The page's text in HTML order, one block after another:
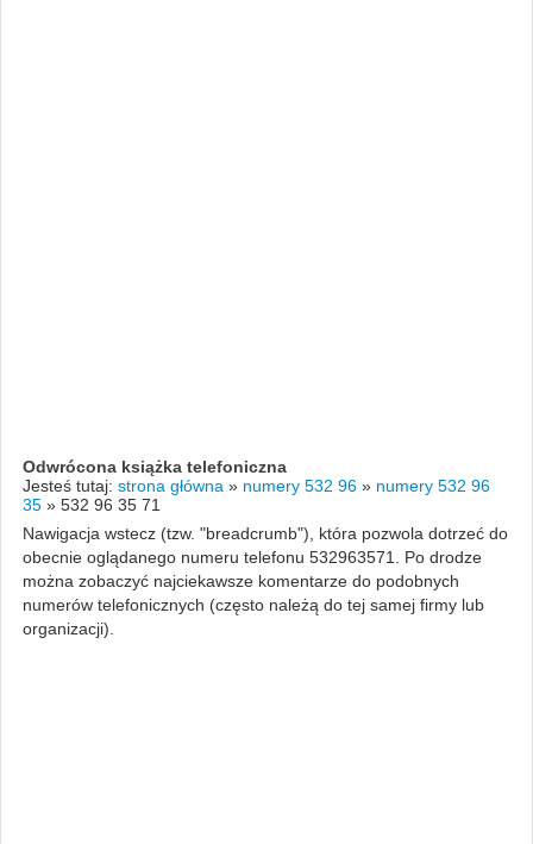
Odwrócona książka telefoniczna
Jesteś tutaj: strona główna » numery 532 96 » numery 532 96
35 » 532 96 35 71
Nawigacja wstecz (tzw. "breadcrumb"), która pozwola dotrzeć do
obecnie oglądanego numeru telefonu 532963571. Po drodze
można zobaczyć najciekawsze komentarze do podobnych
numerów telefonicznych (często należą do tej samej firmy lub
organizacji).